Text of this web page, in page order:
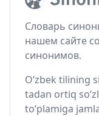
Словарь
нашем сайте
синонимов.
O‘zbek tilining
tadan ortiq
to‘plamiga